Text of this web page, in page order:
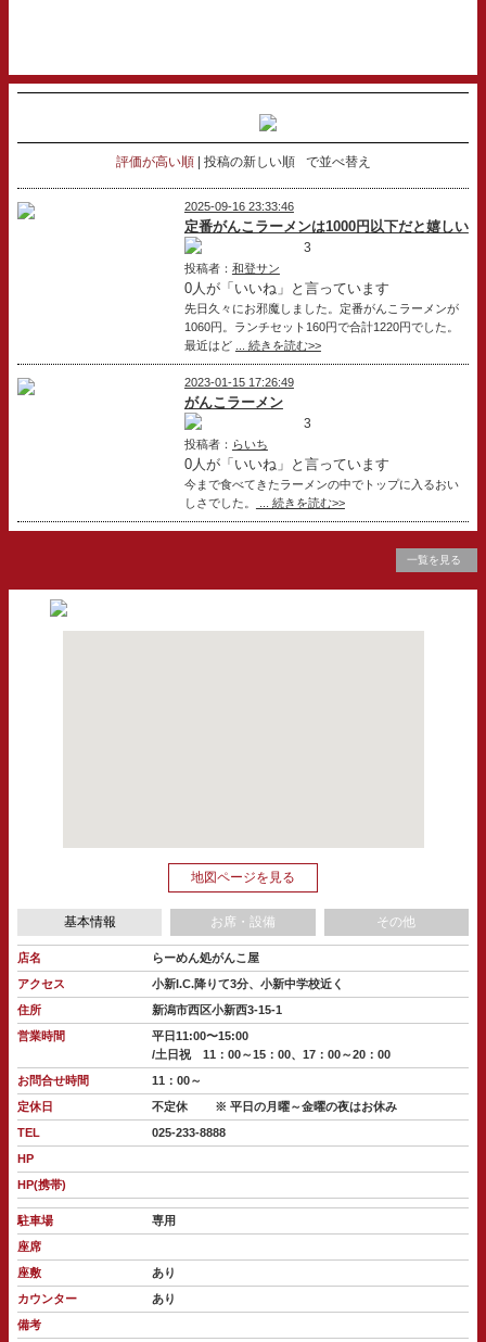
評価が高い順 投稿の新しい順 で並べ替え
2025-09-16 23:33:46
定番がんこラーメンは1000円以下だと嬉しい
3
投稿者： 和登サン
0人が「いいね」と言っています
先日久々にお邪魔しました。定番がんこラーメンが
1060円。ランチセット160円で合計1220円でした。
最近はど
... 続きを読む>>
2023-01-15 17:26:49
がんこラーメン
3
投稿者： らいち
0人が「いいね」と言っています
今まで食べてきたラーメンの中でトップに入るおい
しさでした。
... 続きを読む>>
一覧を見る
地図ページを見る
基本情報 お席・設備 その他
店名
らーめん処がんこ屋
アクセス
小新I.C.降りて3分、小新中学校近く
住所
新潟市西区小新西3-15-1
営業時間
平日11:00〜15:00
/土日祝 11：00～15：00、17：00～20：00
お問合せ時間
11：00～
定休日
不定休 ※ 平日の月曜～金曜の夜はお休み
TEL
025-233-8888
HP
HP(携帯)
駐車場
専用
座席
座敷
あり
カウンター
あり
備考